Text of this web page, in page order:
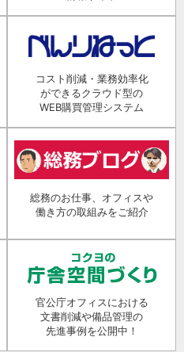
コスト削減・業務効率化
ができるクラウド型の
WEB購買管理システム
総務のお仕事、オフィスや
働き方の取組みをご紹介
官公庁オフィスにおける
文書削減や備品管理の
先進事例を公開中！